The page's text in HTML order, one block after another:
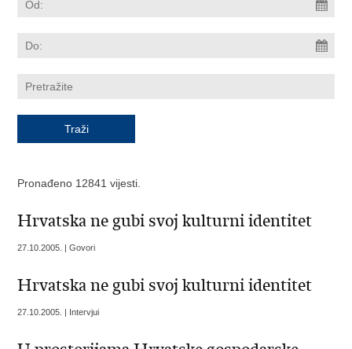
Pronađeno 12841 vijesti.
Hrvatska ne gubi svoj kulturni identitet
27.10.2005. | Govori
Hrvatska ne gubi svoj kulturni identitet
27.10.2005. | Intervjui